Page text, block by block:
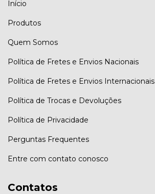
Início
Produtos
Quem Somos
Política de Fretes e Envios Nacionais
Política de Fretes e Envios Internacionais
Política de Trocas e Devoluções
Política de Privacidade
Perguntas Frequentes
Entre com contato conosco
Contatos